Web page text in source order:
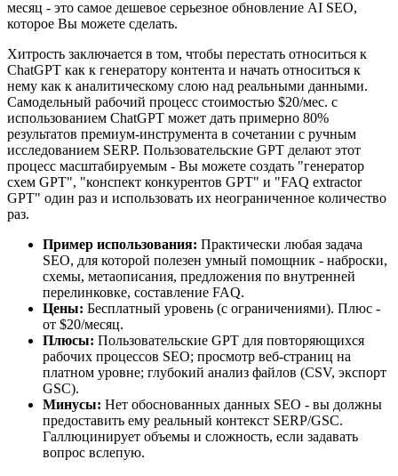
месяц - это самое дешевое серьезное обновление AI SEO,
которое Вы можете сделать.
Хитрость заключается в том, чтобы перестать относиться к
ChatGPT как к генератору контента и начать относиться к
нему как к аналитическому слою над реальными данными.
Самодельный рабочий процесс стоимостью $20/мес. с
использованием ChatGPT может дать примерно 80%
результатов премиум-инструмента в сочетании с ручным
исследованием SERP. Пользовательские GPT делают этот
процесс масштабируемым - Вы можете создать "генератор
схем GPT", "конспект конкурентов GPT" и "FAQ extractor
GPT" один раз и использовать их неограниченное количество
раз.
Пример использования: Практически любая задача
SEO, для которой полезен умный помощник - наброски,
схемы, метаописания, предложения по внутренней
перелинковке, составление FAQ.
Цены: Бесплатный уровень (с ограничениями). Плюс -
от $20/месяц.
Плюсы: Пользовательские GPT для повторяющихся
рабочих процессов SEO; просмотр веб-страниц на
платном уровне; глубокий анализ файлов (CSV, экспорт
GSC).
Минусы: Нет обоснованных данных SEO - вы должны
предоставить ему реальный контекст SERP/GSC.
Галлюцинирует объемы и сложность, если задавать
вопрос вслепую.